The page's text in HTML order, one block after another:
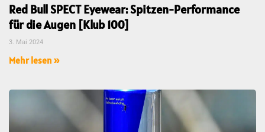
Red Bull SPECT Eyewear: Spitzen-Performance
für die Augen [Klub 100]
3. Mai 2024
Mehr lesen »